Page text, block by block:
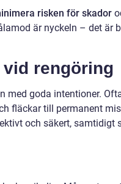
risken för skador
är nyckeln – det är
rengöring
med goda intentioner.
fläckar till permanent
och säkert, samtidigt